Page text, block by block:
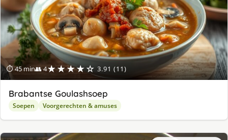
⏱ 45 min👥 4★★★★☆ 3.91 (11)
Brabantse Goulashsoep
Soepen Voorgerechten & amuses